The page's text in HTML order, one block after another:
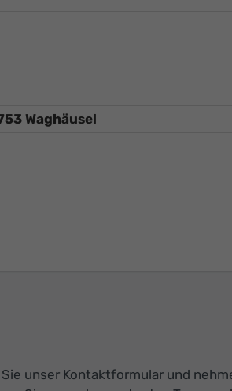
unser Kontaktformular und